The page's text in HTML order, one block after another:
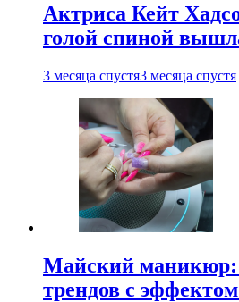
Актриса Кейт
голой спиной
3 месяца спустя3 месяца спустя
Майский маникюр:
трендов с